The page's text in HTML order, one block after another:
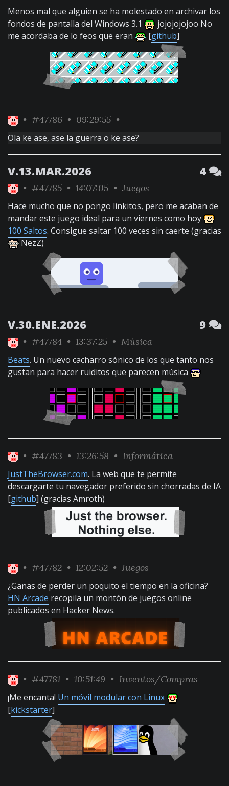
Menos mal que alguien se ha molestado en archivar los
fondos de pantalla del Windows 3.1
jojojojojoo No
me acordaba de lo feos que eran
[github]
• #47786 • 09:29:55 •
Ola ke ase, ase la guerra o ke ase?
V.13.MAR.2026 4
• #47785 • 14:07:05 • Juegos
Hace mucho que no pongo linkitos, pero me acaban de
mandar este juego ideal para un viernes como hoy
100 Saltos. Consigue saltar 100 veces sin caerte (gracias
NezZ)
V.30.ENE.2026 9
• #47784 • 13:37:25 • Música
Beats. Un nuevo cacharro sónico de los que tanto nos
gustan para hacer ruiditos que parecen música
• #47783 • 13:26:58 • Informática
JustTheBrowser.com. La web que te permite
descargarte tu navegador preferido sin chorradas de IA
[github] (gracias Amroth)
• #47782 • 12:02:52 • Juegos
¿Ganas de perder un poquito el tiempo en la oficina?
HN Arcade recopila un montón de juegos online
publicados en Hacker News.
• #47781 • 10:51:49 • Inventos/Compras
¡Me encanta! Un móvil modular con Linux
[kickstarter]